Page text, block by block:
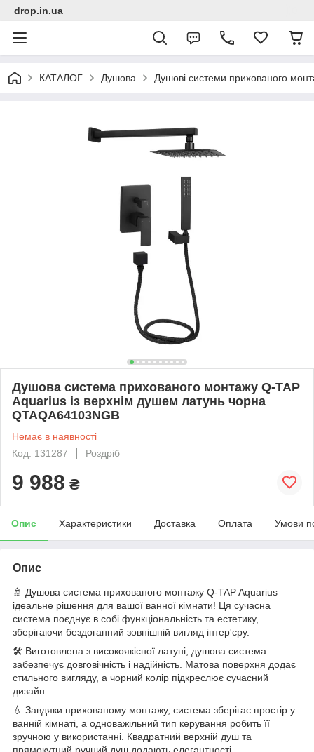
drop.in.ua
КАТАЛОГ Душова Душові системи прихованого
Душова система прихованого монтажу Q-TAP
Aquarius із верхнім душем латунь чорна
QTAQA64103NGB
Немає в наявності
Код: 131287
Роздріб
9 988 ₴
Опис Характеристики Доставка Оплата Умови
Опис
🚿 Душова система прихованого монтажу Q-TAP Aquarius –
ідеальне рішення для вашої ванної кімнати! Ця сучасна
система поєднує в собі функціональність та естетику,
зберігаючи бездоганний зовнішній вигляд інтер'єру.
🛠️ Виготовлена з високоякісної латуні, душова система
забезпечує довговічність і надійність. Матова поверхня додає
стильного вигляду, а чорний колір підкреслює сучасний
дизайн.
💧 Завдяки прихованому монтажу, система зберігає простір у
ванній кімнаті, а одноважільний тип керування робить її
зручною у використанні. Квадратний верхній душ та
прямокутний ручний душ додають елегантності.